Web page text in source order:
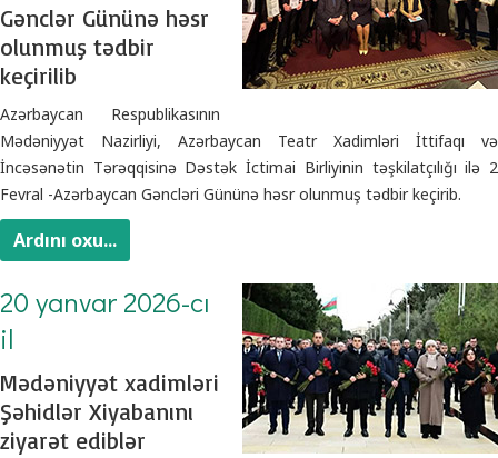
Gənclər Gününə həsr
olunmuş tədbir
keçirilib
Azərbaycan Respublikasının
Mədəniyyət Nazirliyi, Azərbaycan Teatr Xadimləri İttifaqı və
İncəsənətin Tərəqqisinə Dəstək İctimai Birliyinin təşkilatçılığı ilə 2
Fevral -Azərbaycan Gəncləri Gününə həsr olunmuş tədbir keçirib.
Ardını oxu...
20 yanvar 2026-cı
il
Mədəniyyət xadimləri
Şəhidlər Xiyabanını
ziyarət ediblər